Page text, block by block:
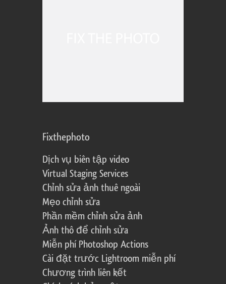
Fixthephoto
Dịch vụ biên tập video
Virtual Staging Services
Chỉnh sửa ảnh thuê ngoài
Mẹo chỉnh sửa
Phần mềm chỉnh sửa ảnh
Ảnh thô để chỉnh sửa
Miễn phí Photoshop Actions
Cài đặt trước Lightroom miễn phí
Chương trình liên kết